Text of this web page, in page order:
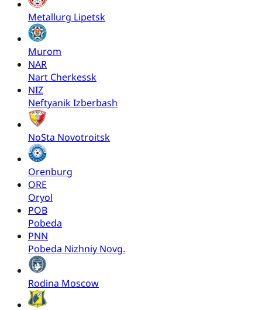
Metallurg Lipetsk
Murom
NAR
Nart Cherkessk
NIZ
Neftyanik Izberbash
NoSta Novotroitsk
Orenburg
ORE
Oryol
POB
Pobeda
PNN
Pobeda Nizhniy Novg.
Rodina Moscow